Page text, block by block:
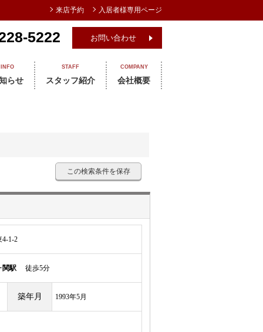
5222 お問い合わせ
INFO
らせ
STAFF
スタッフ紹介
COMPANY
会社概要
この検索条件を保存
1-2
関駅 徒歩5分
築年月 1993年5月
来店予約 入居者様専用ページ